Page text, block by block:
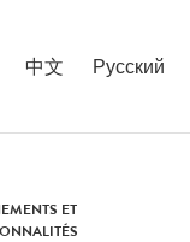
中文 Русский
ET